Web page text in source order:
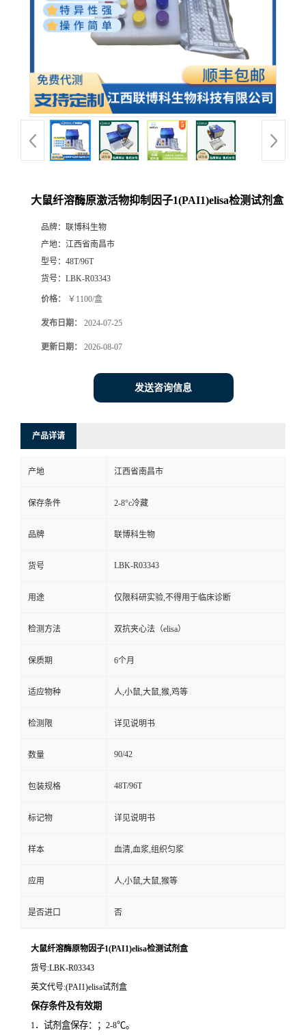
大鼠纤溶酶原激活物抑制因子1(PAI1)elisa检测试剂盒
品牌： 联博科生物
产地： 江西省南昌市
型号： 48T/96T
货号： LBK-R03343
价格： ￥1100/盒
发布日期： 2024-07-25
更新日期： 2026-08-07
发送咨询信息
产品详请
产地 江西省南昌市
保存条件 2-8°c冷藏
品牌 联博科生物
货号 LBK-R03343
用途 仅限科研实验,不得用于临床诊断
检测方法 双抗夹心法（elisa）
保质期 6个月
适应物种 人,小鼠,大鼠,猴,鸡等
检测限 详见说明书
数量 90/42
包装规格 48T/96T
标记物 详见说明书
样本 血清,血浆,组织匀浆
应用 人,小鼠,大鼠,猴等
是否进口 否
大鼠纤溶酶原物因子1(PAI1)elisa检测试剂盒
货号:LBK-R03343
英文代号:(PAI1)elisa试剂盒
保存条件及有效期
1．试剂盒保存：； 2-8℃。